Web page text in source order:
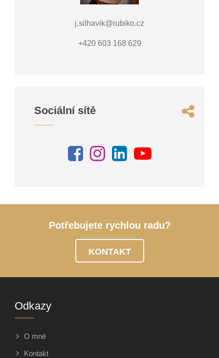
j.silhavik@rubiko.cz
+420 603 168 629
Sociální sítě
Potřebujete rychlou radu?
KONTAKT
Odkazy
O mně
Kontakt